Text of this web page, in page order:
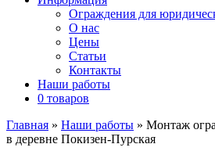
Ограждения для
О нас
Цены
Статьи
Контакты
Наши работы
0 товаров
Главная » Наши работы » Монтаж
в деревне Покизен-Пурская